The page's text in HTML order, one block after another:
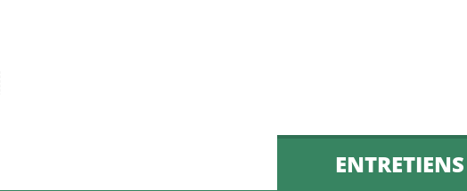
ENTRETIENS